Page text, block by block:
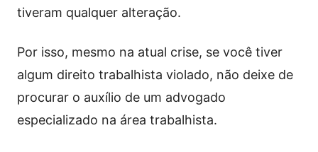
tiveram qualquer alteração.
Por isso, mesmo na atual crise, se você tiver
algum direito trabalhista violado, não deixe de
procurar o auxílio de um advogado
especializado na área trabalhista.